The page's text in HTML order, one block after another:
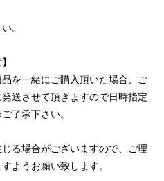
。
を一緒にご購入頂いた場合、ご
送させて頂きますので日時指定
了承下さい。
る場合がございますので、ご理
ようお願い致します。